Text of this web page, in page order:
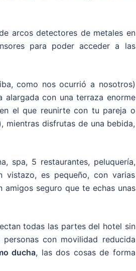
arcos detectores de metales en
para poder acceder a las
como nos ocurrió a nosotros)
alargada con una terraza enorme
el que reunirte con tu pareja o
mientras disfrutas de una bebida,
spa, 5 restaurantes, peluquería,
vistazo, es pequeño, con varias
amigos seguro que te echas unas
todas las partes del hotel sin
con movilidad reducida
ducha, las dos cosas de forma